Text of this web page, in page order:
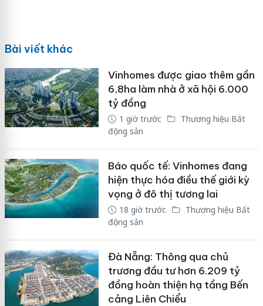
Bài viết khác
Vinhomes được giao thêm gần
6,8ha làm nhà ở xã hội 6.000
tỷ đồng
1 giờ trước
Thương hiệu Bất
động sản
Báo quốc tế: Vinhomes đang
hiện thực hóa điều thế giới kỳ
vọng ở đô thị tương lai
18 giờ trước
Thương hiệu Bất
động sản
Đà Nẵng: Thông qua chủ
trương đầu tư hơn 6.209 tỷ
đồng hoàn thiện hạ tầng Bến
cảng Liên Chiểu